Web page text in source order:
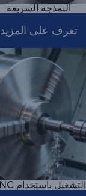
النمذجة السريعة
تعرف على المزيد
التشغيل باستخدام CNC